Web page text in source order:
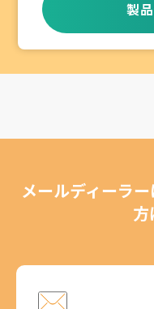
製
メールディーラ
方